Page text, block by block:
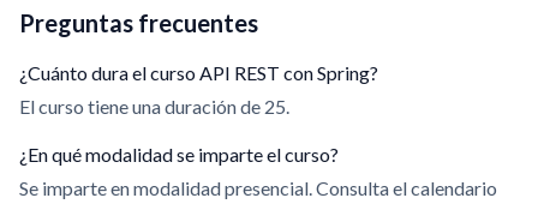
Preguntas frecuentes
¿Cuánto dura el curso API REST con Spring?
El curso tiene una duración de 25.
¿En qué modalidad se imparte el curso?
Se imparte en modalidad presencial. Consulta el calendario